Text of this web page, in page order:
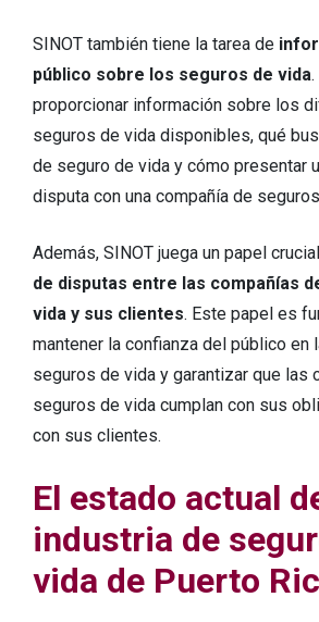
SINOT también tiene la tarea de
público sobre los seguros de vida
proporcionar información sobre los
seguros de vida disponibles, qué
de seguro de vida y cómo presentar
disputa con una compañía de
Además, SINOT juega un papel
de disputas entre las compañías
vida y sus clientes. Este papel es
mantener la confianza del público en
seguros de vida y garantizar que las
seguros de vida cumplan con sus
con sus clientes.
El estado actual
industria de
vida de Puerto